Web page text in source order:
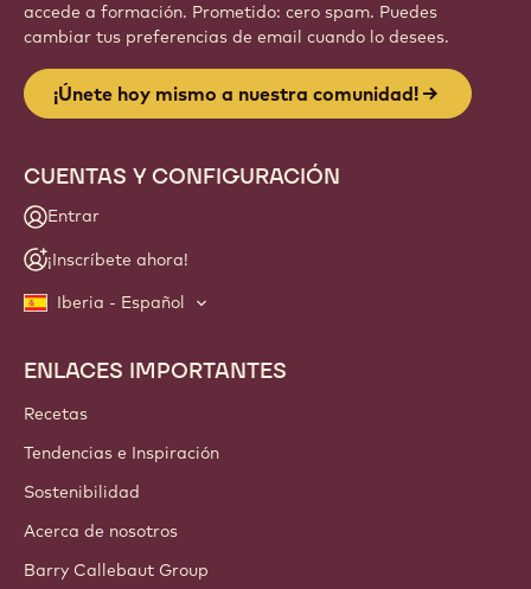
accede a formación. Prometido: cero spam. Puedes
cambiar tus preferencias de email cuando lo desees.
¡Únete hoy mismo a nuestra comunidad!
CUENTAS Y CONFIGURACIÓN
Entrar
¡Inscríbete ahora!
Iberia - Español
Footer
Callebaut
ENLACES IMPORTANTES
Recetas
Tendencias e Inspiración
Sostenibilidad
Acerca de nosotros
Barry Callebaut Group